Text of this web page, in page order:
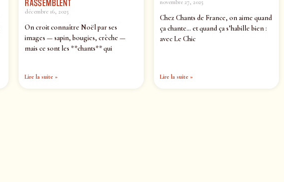
RASSEMBLENT
décembre 16, 2025
On croit connaître Noël par ses
images — sapin, bougies, crèche —
mais ce sont les **chants** qui
Lire la suite »
novembre 27, 2025
Chez Chants de France, on aime quand
ça chante… et quand ça s’habille bien :
avec Le Chic
Lire la suite »